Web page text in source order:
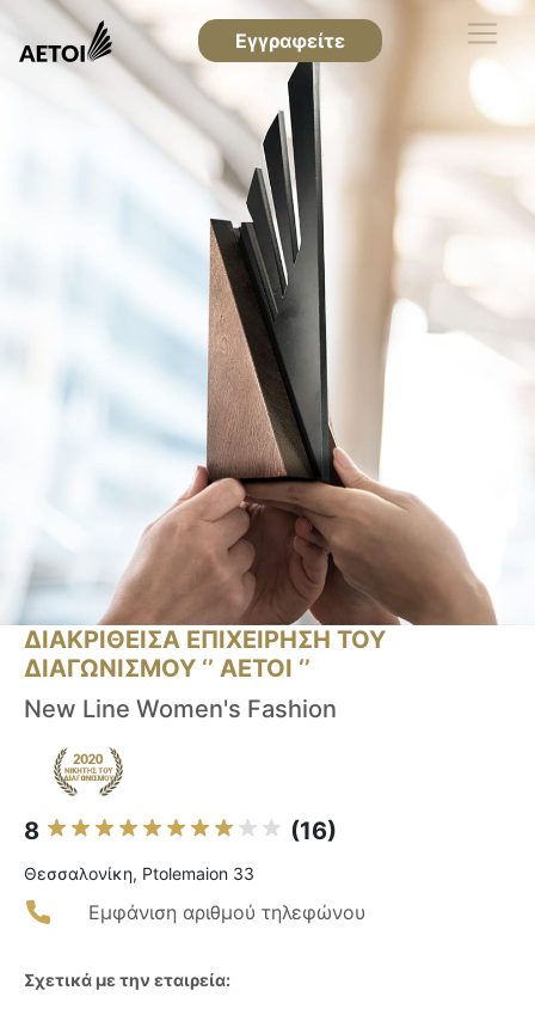
Εγγραφείτε
ΔΙΑΚΡΙΘΕΙΣΑ ΕΠΙΧΕΙΡΗΣΗ ΤΟΥ
ΔΙΑΓΩΝΙΣΜΟΥ ‘’ ΑΕΤΟΙ ‘’
New Line Women's Fashion
8 (16)
Θεσσαλονίκη, Ptolemaion 33
Εμφάνιση αριθμού τηλεφώνου
Σχετικά με την εταιρεία: